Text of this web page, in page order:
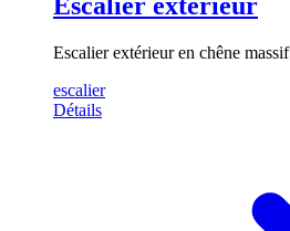
Escalier extérieur en chêne massif
escalier
Détails